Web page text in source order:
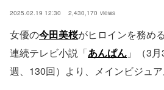
2025.02.19 12:30 2,430,170 views
女優の今田美桜がヒロインを務め
連続テレビ小説「あんぱん 」（3
週、130回）より、メインビジュア